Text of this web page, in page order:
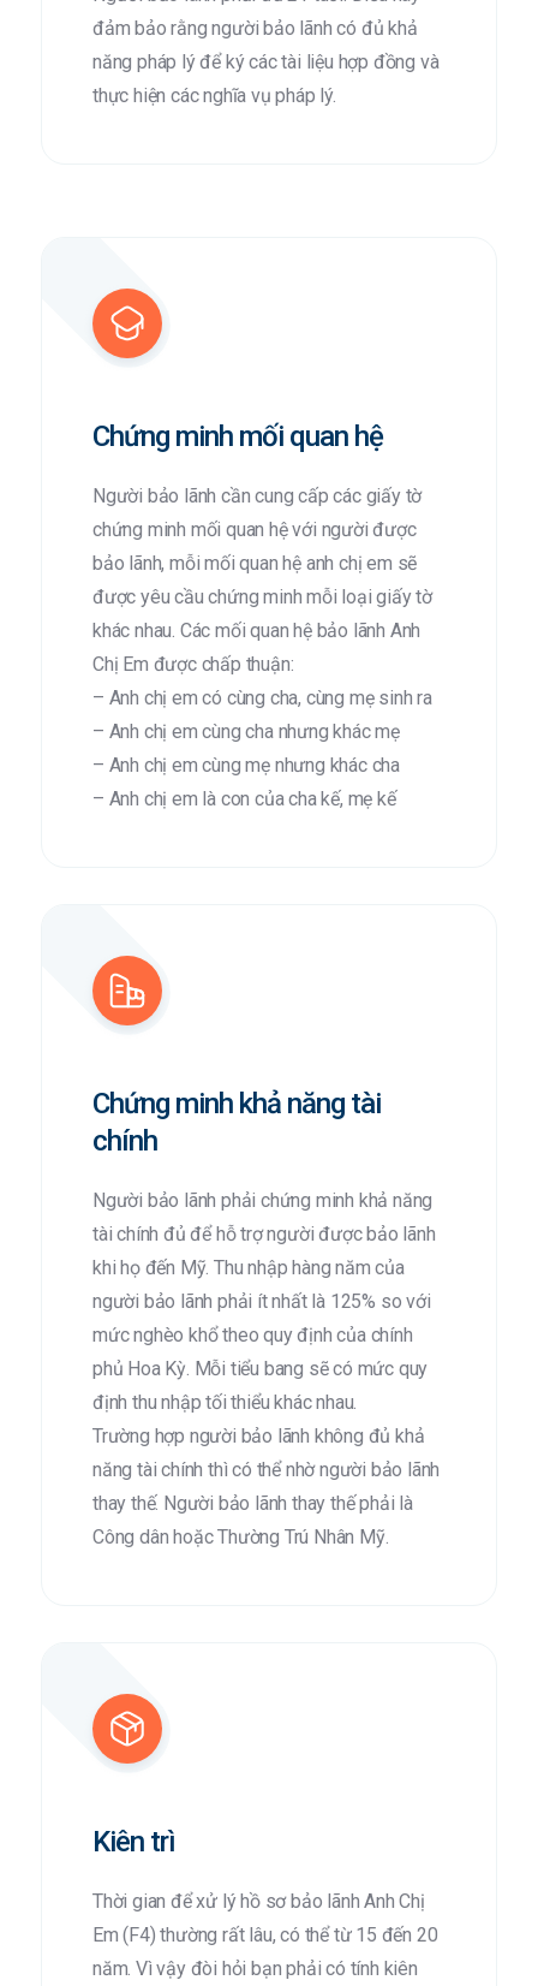
đảm bảo rằng người bảo lãnh có đủ khả
năng pháp lý để ký các tài liệu hợp đồng và
thực hiện các nghĩa vụ pháp lý.
Chứng minh mối quan hệ
Người bảo lãnh cần cung cấp các giấy tờ
chứng minh mối quan hệ với người được
bảo lãnh, mỗi mối quan hệ anh chị em sẽ
được yêu cầu chứng minh mỗi loại giấy tờ
khác nhau. Các mối quan hệ bảo lãnh Anh
Chị Em được chấp thuận:
– Anh chị em có cùng cha, cùng mẹ sinh ra
– Anh chị em cùng cha nhưng khác mẹ
– Anh chị em cùng mẹ nhưng khác cha
– Anh chị em là con của cha kế, mẹ kế
Chứng minh khả năng tài
chính
Người bảo lãnh phải chứng minh khả năng
tài chính đủ để hỗ trợ người được bảo lãnh
khi họ đến Mỹ. Thu nhập hàng năm của
người bảo lãnh phải ít nhất là 125% so với
mức nghèo khổ theo quy định của chính
phủ Hoa Kỳ. Mỗi tiểu bang sẽ có mức quy
định thu nhập tối thiểu khác nhau.
Trường hợp người bảo lãnh không đủ khả
năng tài chính thì có thể nhờ người bảo lãnh
thay thế. Người bảo lãnh thay thế phải là
Công dân hoặc Thường Trú Nhân Mỹ.
Kiên trì
Thời gian để xử lý hồ sơ bảo lãnh Anh Chị
Em (F4) thường rất lâu, có thể từ 15 đến 20
năm. Vì vậy đòi hỏi bạn phải có tính kiên